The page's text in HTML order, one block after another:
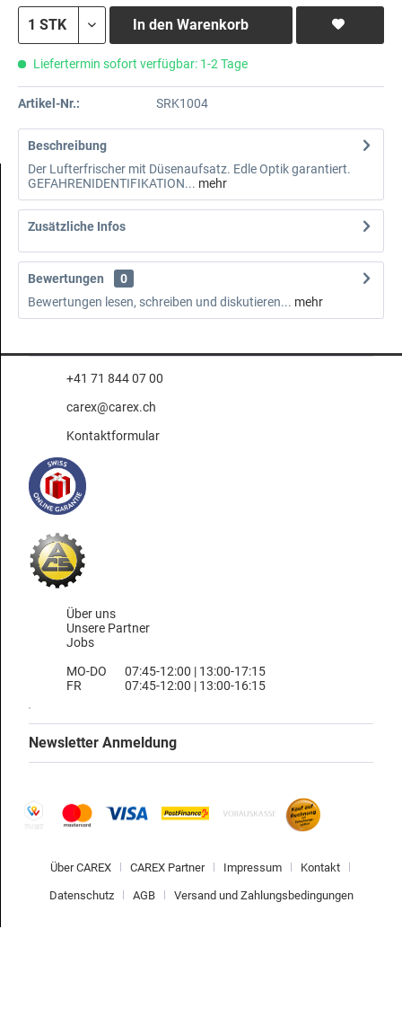
In den Warenkorb
Liefertermin sofort verfügbar: 1-2 Tage
Artikel-Nr.: SRK1004
Beschreibung
Der Lufterfrischer mit Düsenaufsatz. Edle Optik garantiert.
GEFAHRENIDENTIFIKATION... mehr
Zusätzliche Infos
Bewertungen
0
Bewertungen lesen, schreiben und diskutieren... mehr
+41 71 844 07 00
carex@carex.ch
Kontaktformular
Über uns
Unsere Partner
Jobs
MO-DO
FR
07:45-12:00 | 13:00-17:15
07:45-12:00 | 13:00-16:15
Newsletter Anmeldung
Über CAREX CAREX Partner Impressum Kontakt
Datenschutz AGB Versand und Zahlungsbedingungen